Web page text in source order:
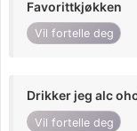
Favorittkjøkken
Vil fortelle deg
Drikker jeg alc
Vil fortelle deg